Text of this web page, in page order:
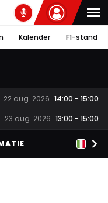
Kalender F1-stand
22 aug. 2026 14:00 - 15:00
23 aug. 2026 13:00 - 15:00